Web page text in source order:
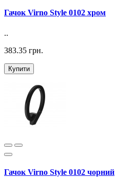
Гачок Virno Style 0102 хром
..
383.35 грн.
Купити
Гачок Virno Style 0102 чорний